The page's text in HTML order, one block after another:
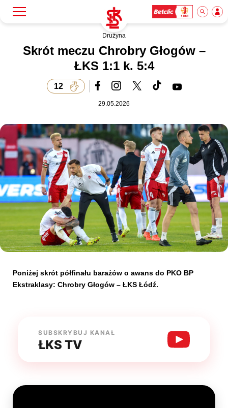
Klub
Akademia
Biznes
Dla mediów
Kibice
Drużyna
Skrót meczu Chrobry Głogów –
ŁKS 1:1 k. 5:4
12
29.05.2026
Poniżej skrót półfinału barażów o awans do PKO BP
Ekstraklasy: Chrobry Głogów – ŁKS Łódź.
SUBSKRYBUJ KANAŁ
ŁKS TV